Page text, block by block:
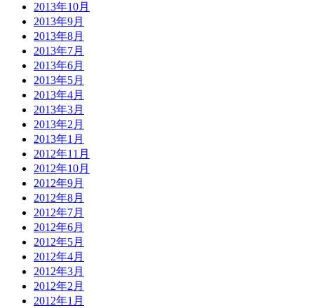
2013年10月
2013年9月
2013年8月
2013年7月
2013年6月
2013年5月
2013年4月
2013年3月
2013年2月
2013年1月
2012年11月
2012年10月
2012年9月
2012年8月
2012年7月
2012年6月
2012年5月
2012年4月
2012年3月
2012年2月
2012年1月